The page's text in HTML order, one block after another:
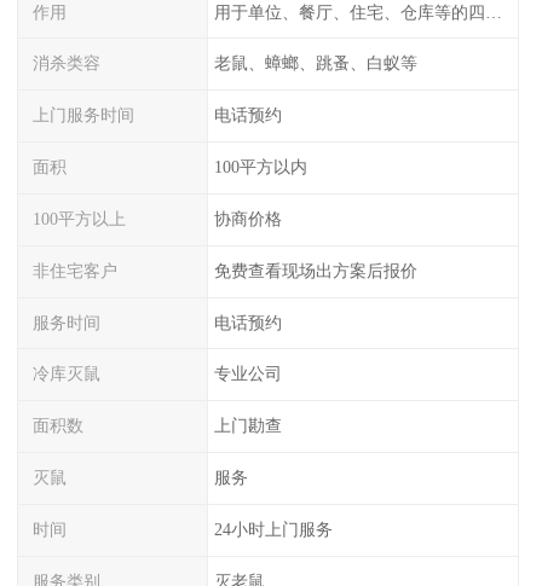
作用
消杀类容 老鼠、蟑螂、跳蚤、白蚁等
上门服务时间 电话预约
面积 100平方以内
100平方以上 协商价格
非住宅客户 免费查看现场出方案后报价
服务时间 电话预约
冷库灭鼠 专业公司
面积数 上门勘查
灭鼠 服务
时间 24小时上门服务
服务类别 灭老鼠